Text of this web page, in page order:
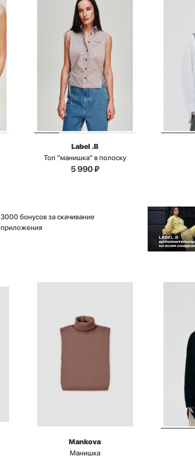
Label .B
Топ "манишка" в полоску
5 990₽
3000 бонусов за скачивание
приложения
Mankova
Манишка